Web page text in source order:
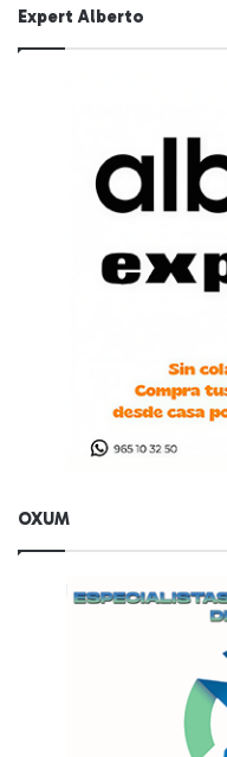
Expert Alberto
OXUM